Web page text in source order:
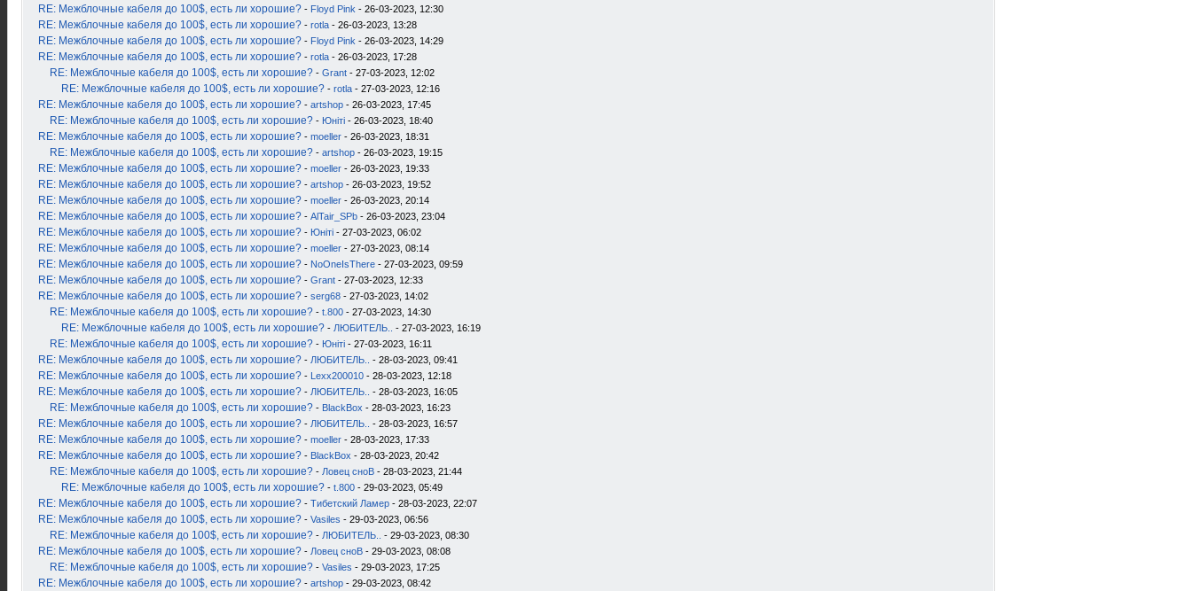
RE: Межблочные кабеля до 100$, есть ли хорошие? - Floyd Pink - 26-03-2023, 12:30
RE: Межблочные кабеля до 100$, есть ли хорошие? - rotla - 26-03-2023, 13:28
RE: Межблочные кабеля до 100$, есть ли хорошие? - Floyd Pink - 26-03-2023, 14:29
RE: Межблочные кабеля до 100$, есть ли хорошие? - rotla - 26-03-2023, 17:28
RE: Межблочные кабеля до 100$, есть ли хорошие? - Grant - 27-03-2023, 12:02
RE: Межблочные кабеля до 100$, есть ли хорошие? - rotla - 27-03-2023, 12:16
RE: Межблочные кабеля до 100$, есть ли хорошие? - artshop - 26-03-2023, 17:45
RE: Межблочные кабеля до 100$, есть ли хорошие? - Юнiтi - 26-03-2023, 18:40
RE: Межблочные кабеля до 100$, есть ли хорошие? - moeller - 26-03-2023, 18:31
RE: Межблочные кабеля до 100$, есть ли хорошие? - artshop - 26-03-2023, 19:15
RE: Межблочные кабеля до 100$, есть ли хорошие? - moeller - 26-03-2023, 19:33
RE: Межблочные кабеля до 100$, есть ли хорошие? - artshop - 26-03-2023, 19:52
RE: Межблочные кабеля до 100$, есть ли хорошие? - moeller - 26-03-2023, 20:14
RE: Межблочные кабеля до 100$, есть ли хорошие? - AlTair_SPb - 26-03-2023, 23:04
RE: Межблочные кабеля до 100$, есть ли хорошие? - Юнiтi - 27-03-2023, 06:02
RE: Межблочные кабеля до 100$, есть ли хорошие? - moeller - 27-03-2023, 08:14
RE: Межблочные кабеля до 100$, есть ли хорошие? - NoOneIsThere - 27-03-2023, 09:59
RE: Межблочные кабеля до 100$, есть ли хорошие? - Grant - 27-03-2023, 12:33
RE: Межблочные кабеля до 100$, есть ли хорошие? - serg68 - 27-03-2023, 14:02
RE: Межблочные кабеля до 100$, есть ли хорошие? - t.800 - 27-03-2023, 14:30
RE: Межблочные кабеля до 100$, есть ли хорошие? - ЛЮБИТЕЛЬ.. - 27-03-2023, 16:19
RE: Межблочные кабеля до 100$, есть ли хорошие? - Юнiтi - 27-03-2023, 16:11
RE: Межблочные кабеля до 100$, есть ли хорошие? - ЛЮБИТЕЛЬ.. - 28-03-2023, 09:41
RE: Межблочные кабеля до 100$, есть ли хорошие? - Lexx200010 - 28-03-2023, 12:18
RE: Межблочные кабеля до 100$, есть ли хорошие? - ЛЮБИТЕЛЬ.. - 28-03-2023, 16:05
RE: Межблочные кабеля до 100$, есть ли хорошие? - BlackBox - 28-03-2023, 16:23
RE: Межблочные кабеля до 100$, есть ли хорошие? - ЛЮБИТЕЛЬ.. - 28-03-2023, 16:57
RE: Межблочные кабеля до 100$, есть ли хорошие? - moeller - 28-03-2023, 17:33
RE: Межблочные кабеля до 100$, есть ли хорошие? - BlackBox - 28-03-2023, 20:42
RE: Межблочные кабеля до 100$, есть ли хорошие? - Ловец сноВ - 28-03-2023, 21:44
RE: Межблочные кабеля до 100$, есть ли хорошие? - t.800 - 29-03-2023, 05:49
RE: Межблочные кабеля до 100$, есть ли хорошие? - Тибетский Ламер - 28-03-2023, 22:07
RE: Межблочные кабеля до 100$, есть ли хорошие? - Vasiles - 29-03-2023, 06:56
RE: Межблочные кабеля до 100$, есть ли хорошие? - ЛЮБИТЕЛЬ.. - 29-03-2023, 08:30
RE: Межблочные кабеля до 100$, есть ли хорошие? - Ловец сноВ - 29-03-2023, 08:08
RE: Межблочные кабеля до 100$, есть ли хорошие? - Vasiles - 29-03-2023, 17:25
RE: Межблочные кабеля до 100$, есть ли хорошие? - artshop - 29-03-2023, 08:42